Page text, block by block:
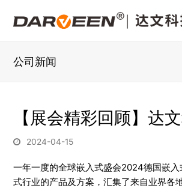
公司新闻
【展会精彩回顾】达
2024-04-15
一年一度的全球嵌入式盛会2024德国嵌
式行业的产品及方案，汇集了来自业界各